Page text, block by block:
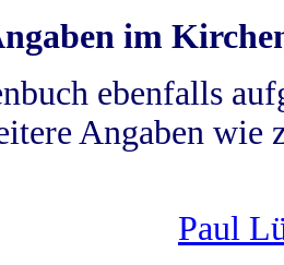
im
ebenfalls
Angaben wie
Paul